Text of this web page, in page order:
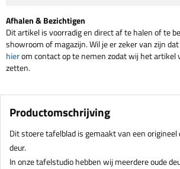
Afhalen & Bezichtigen
Dit artikel is voorradig en direct af te halen of te
showroom of magazijn. Wil je er zeker van zijn
hierom contact op te nemen zodat wij het artikel
zetten.
Productomschrijving
Dit stoere tafelblad is gemaakt van een origineel
deur.
In onze tafelstudio hebben wij meerdere oude